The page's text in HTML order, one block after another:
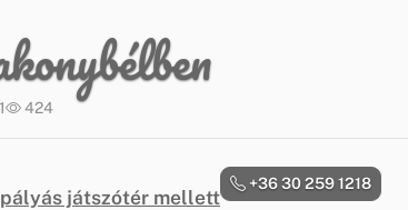
424
játszótér mellett
+36 30 259 1218